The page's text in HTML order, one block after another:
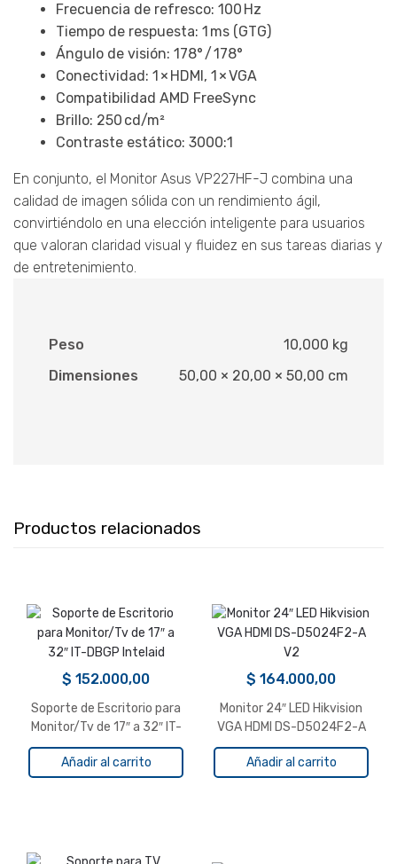
Frecuencia de refresco: 100 Hz
Tiempo de respuesta: 1 ms (GTG)
Ángulo de visión: 178° / 178°
Conectividad: 1 × HDMI, 1 × VGA
Compatibilidad AMD FreeSync
Brillo: 250 cd/m²
Contraste estático: 3000:1
En conjunto, el Monitor Asus VP227HF-J combina una
calidad de imagen sólida con un rendimiento ágil,
convirtiéndolo en una elección inteligente para usuarios
que valoran claridad visual y fluidez en sus tareas diarias y
de entretenimiento.
Peso
10,000 kg
Dimensiones
50,00 × 20,00 × 50,00 cm
Productos relacionados
$ 152.000,00
Soporte de Escritorio para
Monitor/Tv de 17″ a 32″ IT-
DBGP Intelaid
Añadir al carrito
$ 164.000,00
Monitor 24″ LED Hikvision
VGA HDMI DS-D5024F2-A
V2
Añadir al carrito